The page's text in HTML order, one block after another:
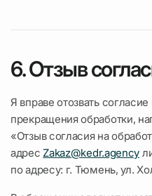
6. Отзыв
Я вправе отозвать
прекращения обработки,
«Отзыв согласия на
адресZakaz@kedr.agency
по адресу: г. Тюмень, ул.